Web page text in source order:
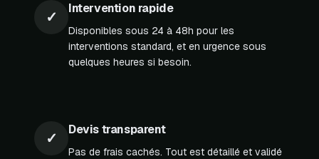
✓ Intervention rapide
Disponibles sous 24 à 48h pour les
interventions standard, et en urgence sous
quelques heures si besoin.
✓ Devis transparent
Pas de frais cachés. Tout est détaillé et validé